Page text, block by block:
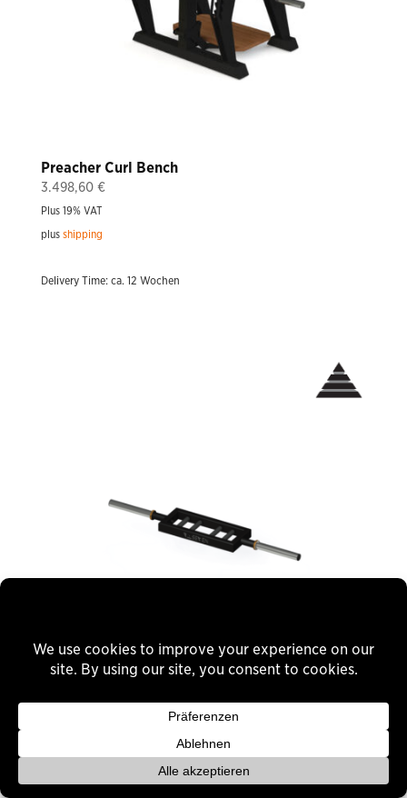
Preacher Curl Bench
3.498,60 €
Plus 19% VAT
plus shipping
Delivery Time: ca. 12 Wochen
Curl Bar – Swiss